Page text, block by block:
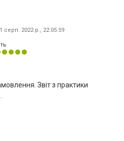
серп. 2022 р., 22:05:59
Звіт з практики